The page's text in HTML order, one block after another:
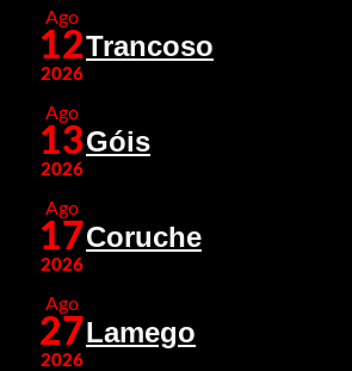
Ago
12
2026
Trancoso
Ago
13
2026
Góis
Ago
17
2026
Coruche
Ago
27
2026
Lamego